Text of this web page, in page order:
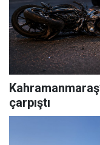
çarpıştı